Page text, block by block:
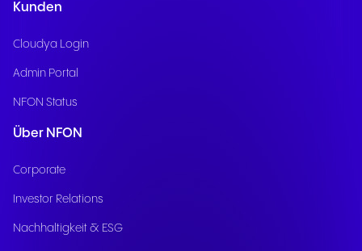
Kunden
Cloudya Login
Admin Portal
NFON Status
Über NFON
Corporate
Investor Relations
Nachhaltigkeit & ESG